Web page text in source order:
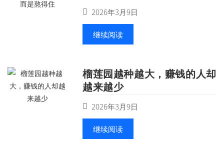
2026年3月9日
继续阅读
榴莲园越种越大，赚钱的人却
越来越少
2026年3月9日
继续阅读